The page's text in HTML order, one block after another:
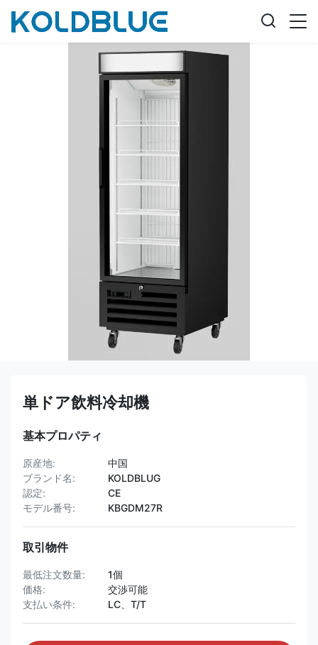
単ドア飲料冷却機
基本プロパティ
原産地:
中国
ブランド名:
KOLDBLUG
認定:
CE
モデル番号:
KBGDM27R
取引物件
最低注文数量:
1個
価格:
交渉可能
支払い条件:
LC、T/T